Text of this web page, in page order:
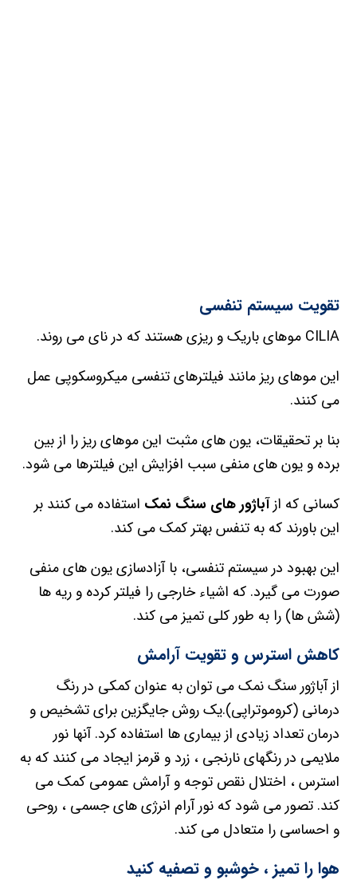
تقویت سیستم تنفسی
CILIA موهای باریک و ریزی هستند که در نای می روند.
این موهای ریز مانند فیلترهای تنفسی میکروسکوپی عمل
می کنند.
بنا بر تحقیقات، یون های مثبت این موهای ریز را از بین
برده و یون های منفی سبب افزایش این فیلترها می شود.
کسانی که ازآباژور های سنگ نمک استفاده می کنند بر
این باورند که به تنفس بهتر کمک می کند.
این بهبود در سیستم تنفسی، با آزادسازی یون های منفی
صورت می گیرد. که اشیاء خارجی را فیلتر کرده و ریه ها
(شش ها) را به طور کلی تمیز می کند.
کاهش استرس و تقویت آرامش
از آباژور سنگ نمک می توان به عنوان کمکی در رنگ
درمانی (کروموتراپی).یک روش جایگزین برای تشخیص و
درمان تعداد زیادی از بیماری ها استفاده کرد. آنها نور
ملایمی در رنگهای نارنجی ، زرد و قرمز ایجاد می کنند که به
استرس ، اختلال نقص توجه و آرامش عمومی کمک می
کند. تصور می شود که نور آرام انرژی های جسمی ، روحی
و احساسی را متعادل می کند.
هوا را تمیز ، خوشبو و تصفیه کنید